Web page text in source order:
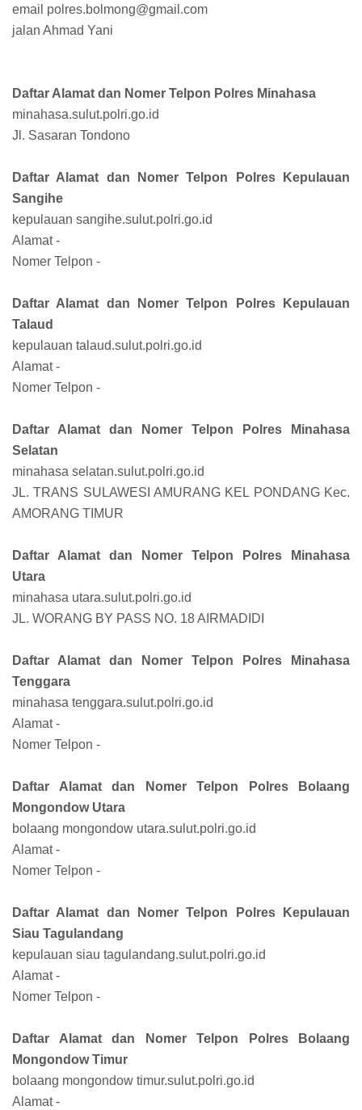
email polres.bolmong@gmail.com
jalan Ahmad Yani
Daftar Alamat dan Nomer Telpon Polres Minahasa
minahasa.sulut.polri.go.id
Jl. Sasaran Tondono
Daftar Alamat dan Nomer Telpon Polres Kepulauan
Sangihe
kepulauan sangihe.sulut.polri.go.id
Alamat -
Nomer Telpon -
Daftar Alamat dan Nomer Telpon Polres Kepulauan
Talaud
kepulauan talaud.sulut.polri.go.id
Alamat -
Nomer Telpon -
Daftar Alamat dan Nomer Telpon Polres Minahasa
Selatan
minahasa selatan.sulut.polri.go.id
JL. TRANS SULAWESI AMURANG KEL PONDANG Kec.
AMORANG TIMUR
Daftar Alamat dan Nomer Telpon Polres Minahasa
Utara
minahasa utara.sulut.polri.go.id
JL. WORANG BY PASS NO. 18 AIRMADIDI
Daftar Alamat dan Nomer Telpon Polres Minahasa
Tenggara
minahasa tenggara.sulut.polri.go.id
Alamat -
Nomer Telpon -
Daftar Alamat dan Nomer Telpon Polres Bolaang
Mongondow Utara
bolaang mongondow utara.sulut.polri.go.id
Alamat -
Nomer Telpon -
Daftar Alamat dan Nomer Telpon Polres Kepulauan
Siau Tagulandang
kepulauan siau tagulandang.sulut.polri.go.id
Alamat -
Nomer Telpon -
Daftar Alamat dan Nomer Telpon Polres Bolaang
Mongondow Timur
bolaang mongondow timur.sulut.polri.go.id
Alamat -